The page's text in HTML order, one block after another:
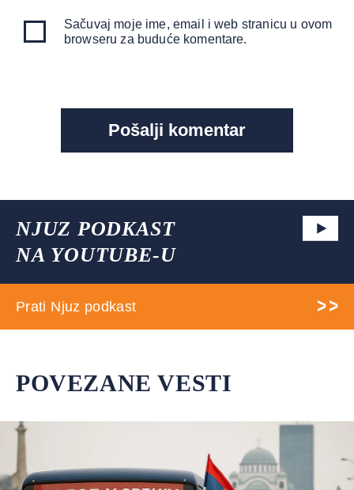
Sačuvaj moje ime, email i web stranicu u ovom
browseru za buduće komentare.
NJUZ PODKAST
NA YOUTUBE-U
Prati Njuz podkast
POVEZANE VESTI